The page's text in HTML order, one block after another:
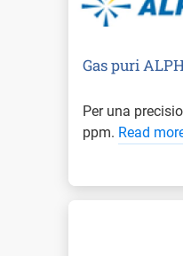
Gas puri
Per una
ppm. Read